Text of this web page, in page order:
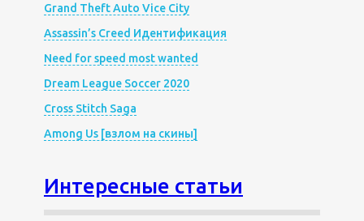
Grand Theft Auto Vice City
Assassin’s Creed Идентификация
Need for speed most wanted
Dream League Soccer 2020
Cross Stitch Saga
Among Us [взлом на скины]
Интересные статьи